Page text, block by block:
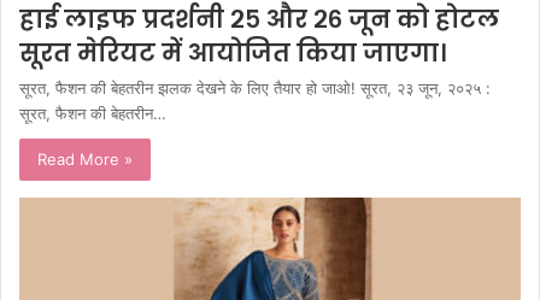
हाई लाइफ प्रदर्शनी २५ और २६ जून को होटल
सूरत मेरियट में आयोजित किया जाएगा।
सूरत, फैशन की बेहतरीन झलक देखने के लिए तैयार हो जाओ! सूरत, २३ जून, २०२५ :
सूरत, फैशन की बेहतरीन…
Read More »